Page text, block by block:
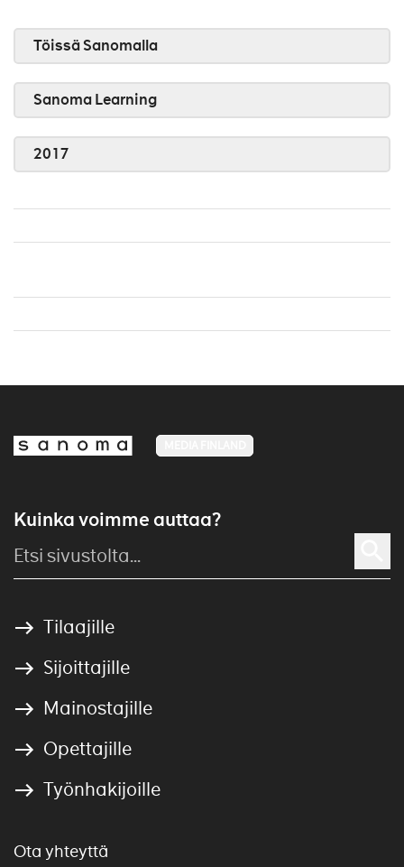
Töissä Sanomalla
Sanoma Learning
2017
Kuinka voimme auttaa?
Tilaajille
Sijoittajille
Mainostajille
Opettajille
Työnhakijoille
Ota yhteyttä